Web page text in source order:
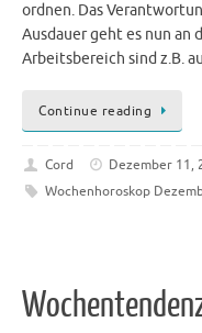
ordnen. Das
Ausdauer geht es nun an
Arbeitsbereich sind z.B.
Continue reading
Cord Dezember 11,
Wochenhoroskop